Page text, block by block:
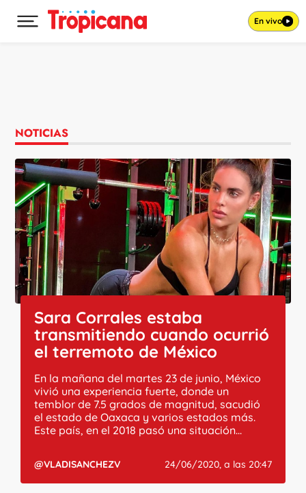
Desplegar menú principal En vivo
NOTICIAS
Sara Corrales estaba
transmitiendo cuando ocurrió
el terremoto de México
En la mañana del martes 23 de junio, México
vivió una experiencia fuerte, donde un
temblor de 7.5 grados de magnitud, sacudió
el estado de Oaxaca y varios estados más.
Este país, en el 2018 pasó una situación...
@VLADISANCHEZV 24/06/2020, a las 20:47